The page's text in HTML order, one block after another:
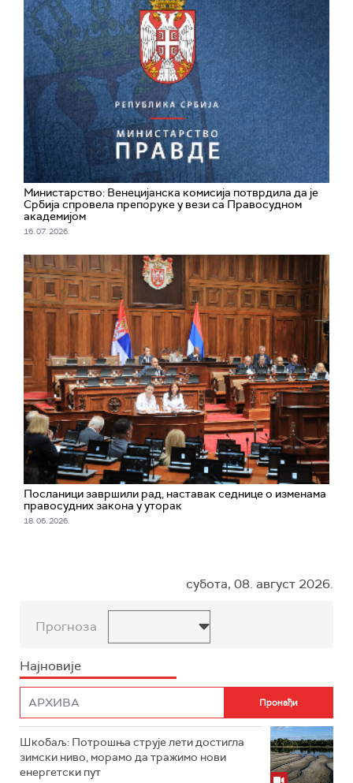
Министарство: Венецијанска комисија потврдила да је
Србија спровела препоруке у вези са Правосудном
академијом
16. 07. 2026.
Посланици завршили рад, наставак седнице о изменама
правосудних закона у уторак
18. 06. 2026.
субота, 08. август 2026.
Прогноза
Најновије
Шкобаљ: Потрошња струје лети достигла
зимски ниво, морамо да тражимо нови
енергетски пут